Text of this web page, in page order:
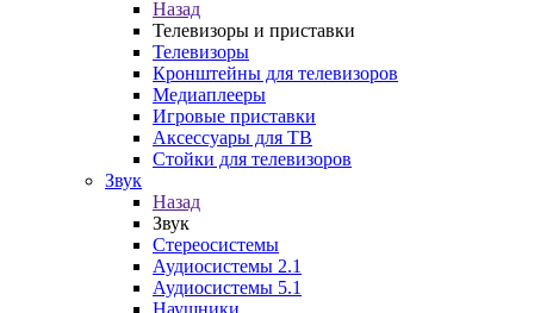
Назад
Телевизоры и приставки
Телевизоры
Кронштейны для телевизоров
Медиаплееры
Игровые приставки
Аксессуары для ТВ
Стойки для телевизоров
Звук
Назад
Звук
Стереосистемы
Аудиосистемы 2.1
Аудиосистемы 5.1
Наушники